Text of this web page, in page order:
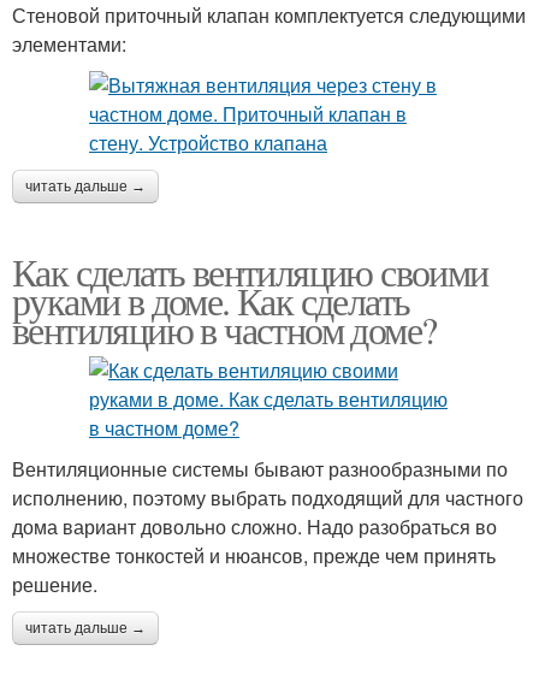
Стеновой приточный клапан комплектуется следующими
элементами:
читать дальше →
Как сделать вентиляцию своими
руками в доме. Как сделать
вентиляцию в частном доме?
Вентиляционные системы бывают разнообразными по
исполнению, поэтому выбрать подходящий для частного
дома вариант довольно сложно. Надо разобраться во
множестве тонкостей и нюансов, прежде чем принять
решение.
читать дальше →